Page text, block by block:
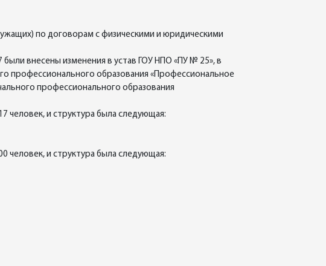
по договорам с физическими и юридическими
внесены изменения в устав ГОУ НПО «ПУ № 25», в
профессионального образования «Профессиональное
профессионального образования
человек, и структура была следующая:
человек, и структура была следующая: